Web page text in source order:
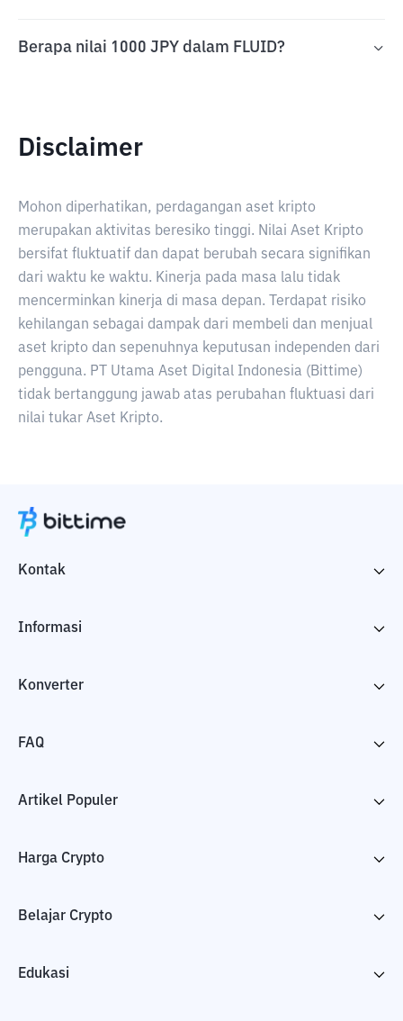
Berapa nilai 1000 JPY dalam FLUID?
Disclaimer
Mohon diperhatikan, perdagangan aset kripto
merupakan aktivitas beresiko tinggi. Nilai Aset Kripto
bersifat fluktuatif dan dapat berubah secara signifikan
dari waktu ke waktu. Kinerja pada masa lalu tidak
mencerminkan kinerja di masa depan. Terdapat risiko
kehilangan sebagai dampak dari membeli dan menjual
aset kripto dan sepenuhnya keputusan independen dari
pengguna. PT Utama Aset Digital Indonesia (Bittime)
tidak bertanggung jawab atas perubahan fluktuasi dari
nilai tukar Aset Kripto.
Kontak
Informasi
Konverter
FAQ
Artikel Populer
Harga Crypto
Belajar Crypto
Edukasi